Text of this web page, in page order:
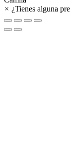
× ¿Tienes alguna